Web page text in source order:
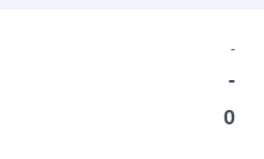
-
-
0